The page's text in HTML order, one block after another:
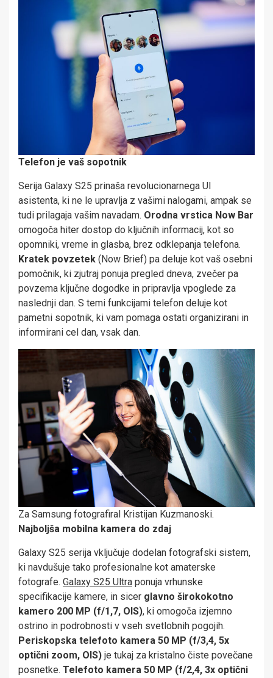
Telefon je vaš sopotnik
Serija Galaxy S25 prinaša revolucionarnega UI
asistenta, ki ne le upravlja z vašimi nalogami, ampak se
tudi prilagaja vašim navadam. Orodna vrstica Now Bar
omogoča hiter dostop do ključnih informacij, kot so
opomniki, vreme in glasba, brez odklepanja telefona.
Kratek povzetek (Now Brief) pa deluje kot vaš osebni
pomočnik, ki zjutraj ponuja pregled dneva, zvečer pa
povzema ključne dogodke in pripravlja vpoglede za
naslednji dan. S temi funkcijami telefon deluje kot
pametni sopotnik, ki vam pomaga ostati organizirani in
informirani cel dan, vsak dan.
Za Samsung fotografiral Kristijan Kuzmanoski.
Najboljša mobilna kamera do zdaj
Galaxy S25 serija vključuje dodelan fotografski sistem,
ki navdušuje tako profesionalne kot amaterske
fotografe. Galaxy S25 Ultra ponuja vrhunske
specifikacije kamere, in sicer glavno širokokotno
kamero 200 MP (f/1,7, OIS), ki omogoča izjemno
ostrino in podrobnosti v vseh svetlobnih pogojih.
Periskopska telefoto kamera 50 MP (f/3,4, 5x
optični zoom, OIS) je tukaj za kristalno čiste povečane
posnetke. Telefoto kamera 50 MP (f/2,4, 3x optični